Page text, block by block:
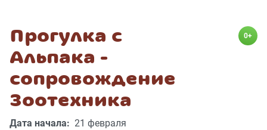
Прогулка с
Альпака -
сопровождение
Зоотехника
0+
Дата начала: 21 февраля